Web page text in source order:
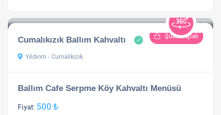
Şuan Kapalı
Cumalıkızık Ballım Kahvaltı
Yıldırım - Cumalıkızık
Ballım Cafe Serpme Köy Kahvaltı Menüsü
Fiyat: 500 ₺